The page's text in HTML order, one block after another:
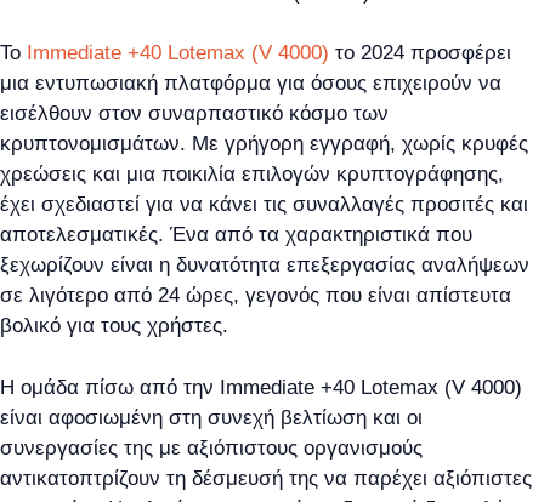
Το Immediate +40 Lotemax (V 4000) το 2024 προσφέρει
μια εντυπωσιακή πλατφόρμα για όσους επιχειρούν να
εισέλθουν στον συναρπαστικό κόσμο των
κρυπτονομισμάτων. Με γρήγορη εγγραφή, χωρίς κρυφές
χρεώσεις και μια ποικιλία επιλογών κρυπτογράφησης,
έχει σχεδιαστεί για να κάνει τις συναλλαγές προσιτές και
αποτελεσματικές. Ένα από τα χαρακτηριστικά που
ξεχωρίζουν είναι η δυνατότητα επεξεργασίας αναλήψεων
σε λιγότερο από 24 ώρες, γεγονός που είναι απίστευτα
βολικό για τους χρήστες.
Η ομάδα πίσω από την Immediate +40 Lotemax (V 4000)
είναι αφοσιωμένη στη συνεχή βελτίωση και οι
συνεργασίες της με αξιόπιστους οργανισμούς
αντικατοπτρίζουν τη δέσμευσή της να παρέχει αξιόπιστες